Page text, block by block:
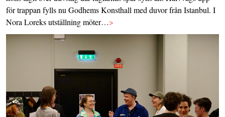
för trappan fylls nu Godhems Konsthall med duvor från Istanbul. I
Nora Loreks utställning möter…>